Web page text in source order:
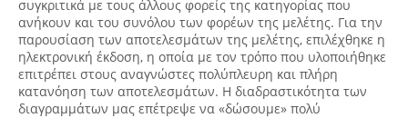
συγκριτικά με τους άλλους φορείς της κατηγορίας που
ανήκουν και του συνόλου των φορέων της μελέτης. Για την
παρουσίαση των αποτελεσμάτων της μελέτης, επιλέχθηκε η
ηλεκτρονική έκδοση, η οποία με τον τρόπο που υλοποιήθηκε
επιτρέπει στους αναγνώστες πολύπλευρη και πλήρη
κατανόηση των αποτελεσμάτων. Η διαδραστικότητα των
διαγραμμάτων μας επέτρεψε να «δώσουμε» πολύ